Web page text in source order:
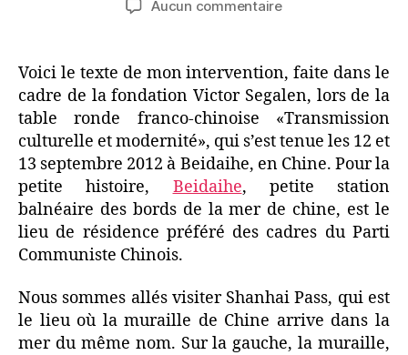
l’article
Aucun commentairesur
Voici le texte de mon intervention, faite dans le
cadre de la fondation Victor Segalen, lors de la
table ronde franco-chinoise «Transmission
culturelle et modernité», qui s’est tenue les 12 et
13 septembre 2012 à Beidaihe, en Chine. Pour la
petite histoire, Beidaihe, petite station
balnéaire des bords de la mer de chine, est le
lieu de résidence préféré des cadres du Parti
Communiste Chinois.
Nous sommes allés visiter Shanhai Pass, qui est
le lieu où la muraille de Chine arrive dans la
mer du même nom. Sur la gauche, la muraille,